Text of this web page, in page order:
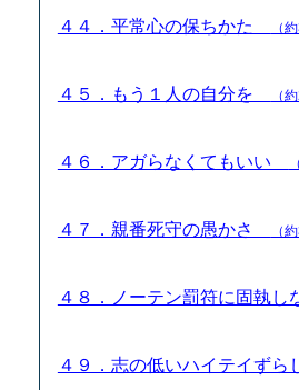
４４．平常心の保ちかた （
４５．もう１人の自分を （
４６．アガらなくてもいい
４７．親番死守の愚かさ （
４８．ノーテン罰符に固執
４９．志の低いハイテイず